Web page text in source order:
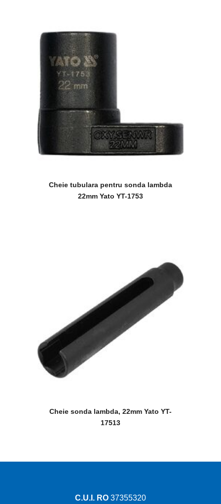
Cheie tubulara pentru sonda lambda
22mm Yato YT-1753
Cheie sonda lambda, 22mm Yato YT-
17513
C.U.I. RO 37355320